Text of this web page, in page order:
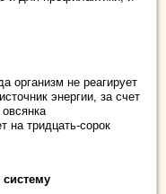
организм не реагирует
энергии, за счет
на тридцать-сорок